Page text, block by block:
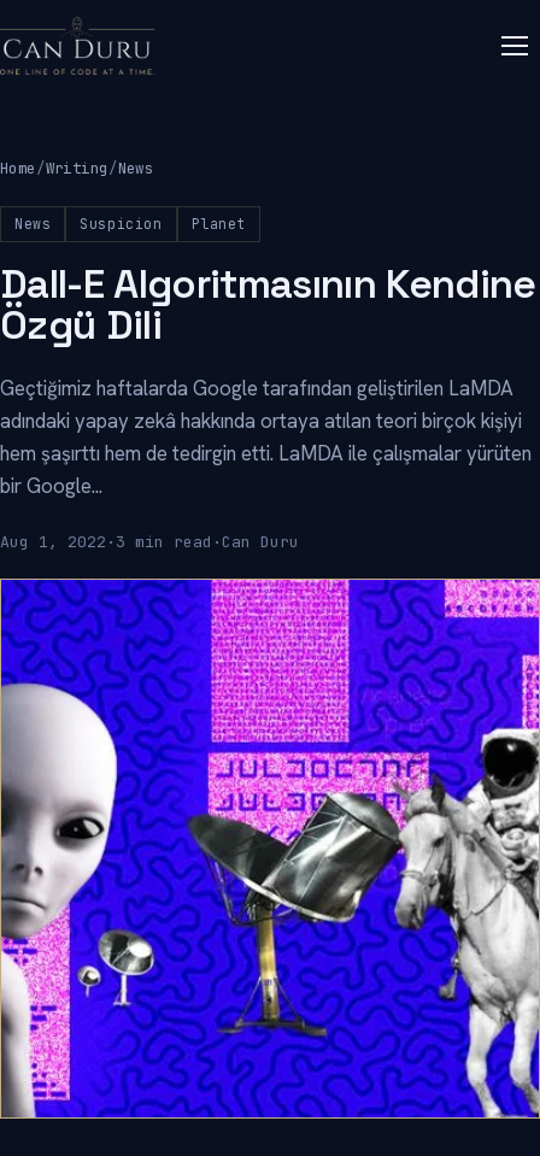
Home/Writing/News
News Suspicion Planet
Dall-E Algoritmasının Kendine
Özgü Dili
Geçtiğimiz haftalarda Google tarafından geliştirilen LaMDA
adındaki yapay zekâ hakkında ortaya atılan teori birçok kişiyi
hem şaşırttı hem de tedirgin etti. LaMDA ile çalışmalar yürüten
bir Google...
Aug 1, 2022 · 3 min read · Can Duru